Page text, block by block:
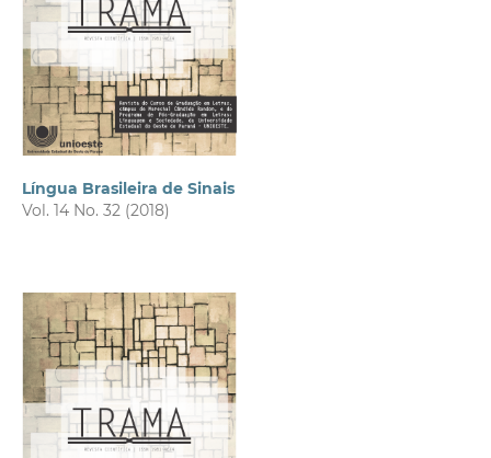
Língua Brasileira de Sinais
Vol. 14 No. 32 (2018)